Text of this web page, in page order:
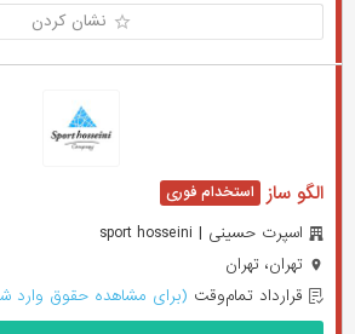
نشان کردن
الگو ساز
اسپرت حسینی | sport hosseini
تهران، تهران
قرارداد تمام‌وقت (برای مشاهده حقوق وارد